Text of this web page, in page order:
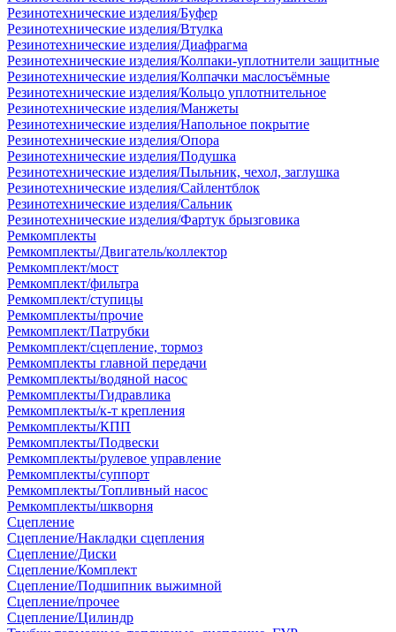
Резинотехнические изделия/Буфер
Резинотехнические изделия/Втулка
Резинотехнические изделия/Диафрагма
Резинотехнические изделия/Колпаки-уплотнители защитные
Резинотехнические изделия/Колпачки маслосъёмные
Резинотехнические изделия/Кольцо уплотнительное
Резинотехнические изделия/Манжеты
Резинотехнические изделия/Напольное покрытие
Резинотехнические изделия/Опора
Резинотехнические изделия/Подушка
Резинотехнические изделия/Пыльник, чехол, заглушка
Резинотехнические изделия/Сайлентблок
Резинотехнические изделия/Сальник
Резинотехнические изделия/Фартук брызговика
Ремкомплекты
Ремкомплекты/Двигатель/коллектор
Ремкомплект/мост
Ремкомплект/фильтра
Ремкомплект/ступицы
Ремкомплекты/прочие
Ремкомплект/Патрубки
Ремкомплект/сцепление, тормоз
Ремкомплекты главной передачи
Ремкомплекты/водяной насос
Ремкомплекты/Гидравлика
Ремкомплекты/к-т крепления
Ремкомплекты/КПП
Ремкомплекты/Подвески
Ремкомплекты/рулевое управление
Ремкомплекты/суппорт
Ремкомплекты/Топливный насос
Ремкомплекты/шкворня
Сцепление
Сцепление/Накладки сцепления
Сцепление/Диски
Сцепление/Комплект
Сцепление/Подшипник выжимной
Сцепление/прочее
Сцепление/Цилиндр